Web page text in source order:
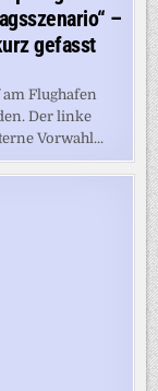
–
gefasst
Flughafen
Der linke
Vorwahl...